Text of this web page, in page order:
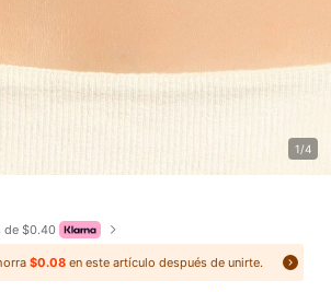
1/4
de $0.40
$0.08 en este artículo después de unirte.